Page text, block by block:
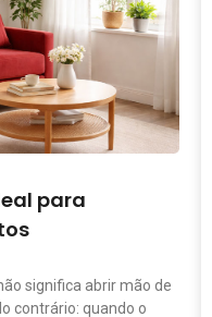
para
significa abrir mão de
contrário: quando o